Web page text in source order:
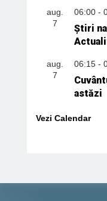
aug.
7
06:00-
Știri
aug.
7
06:15-
astăzi
Vezi Calendar